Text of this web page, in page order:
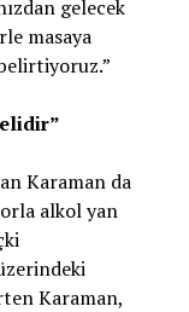
gelecek
masaya
Karaman da
alkol yan
Karaman,